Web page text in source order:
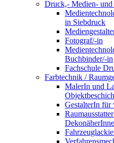
Druck,- Medien-
in Siebdruck
Fotograf/-in
Buchbinder/-in
Fachschule
Farbtechnik /
MalerIn und
GestalterIn für